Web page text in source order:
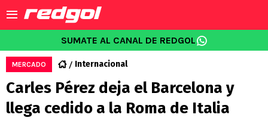
SUMATE AL CANAL DE REDGOL
MERCADO Internacional
Carles Pérez deja el Barcelona y
llega cedido a la Roma de Italia